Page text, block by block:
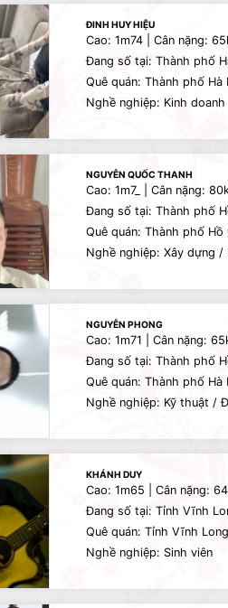
ĐINH HUY HIỆU
Cao: 1m74 | Cân nặng:
Đang số tại: Thành phố
Quê quán: Thành phố Hà
Nghề nghiệp: Kinh doanh
NGUYỄN QUỐC THANH
Cao: 1m7_ | Cân nặng:
Đang số tại: Thành phố
Quê quán: Thành phố Hồ
Nghề nghiệp: Xây dựng /
NGUYỄN PHONG
Cao: 1m71 | Cân nặng:
Đang số tại: Thành phố
Quê quán: Thành phố Hà
Nghề nghiệp: Kỹ thuật /
KHÁNH DUY
Cao: 1m65 | Cân nặng:
Đang số tại: Tỉnh Vĩnh
Quê quán: Tỉnh Vĩnh Long
Nghề nghiệp: Sinh viên